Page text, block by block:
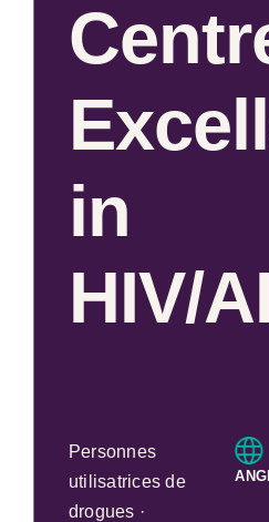
in
HIV/
Personnes
utilisatrices de
drogues ·